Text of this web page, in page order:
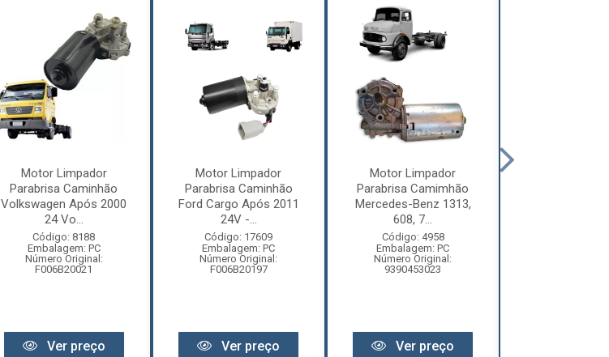
Motor Limpador
Parabrisa Caminhão
Volkswagen Após 2000
24 Vo...
Código: 8188
Embalagem: PC
Número Original:
F006B20021
Ver preço
Motor Limpador
Parabrisa Caminhão
Ford Cargo Após 2011
24V -...
Código: 17609
Embalagem: PC
Número Original:
F006B20197
Ver preço
Motor Limpador
Parabrisa Camimhão
Mercedes-Benz 1313,
608, 7...
Código: 4958
Embalagem: PC
Número Original:
9390453023
Ver preço